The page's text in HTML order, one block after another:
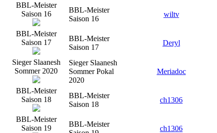
BBL-Meister
Saison 16
BBL-Meister
Saison 16
wiltv
BBL-Meister
Saison 17
BBL-Meister
Saison 17
Deryl
Sieger Slaanesh
Sommer 2020
Sieger Slaanesh
Sommer Pokal
2020
Meriadoc
BBL-Meister
Saison 18
BBL-Meister
Saison 18
ch1306
BBL-Meister
Saison 19
BBL-Meister
ch1306